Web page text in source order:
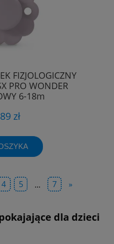
FIZJOLOGICZNY
PRO WONDER
6-18m
zł
4 5 ... 7 »
dla dzieci